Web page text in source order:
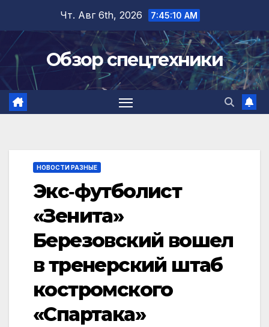
содержимому
Чт. Авг 6th, 2026 7:45:11 AM
Обзор спецтехники
НОВОСТИ РАЗНЫЕ
Экс‑футболист
«Зенита»
Березовский вошел
в тренерский штаб
костромского
«Спартака»